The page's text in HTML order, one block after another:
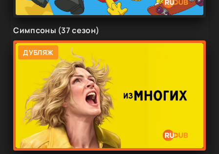
Симпсоны (37 сезон)
ДУБЛЯЖ